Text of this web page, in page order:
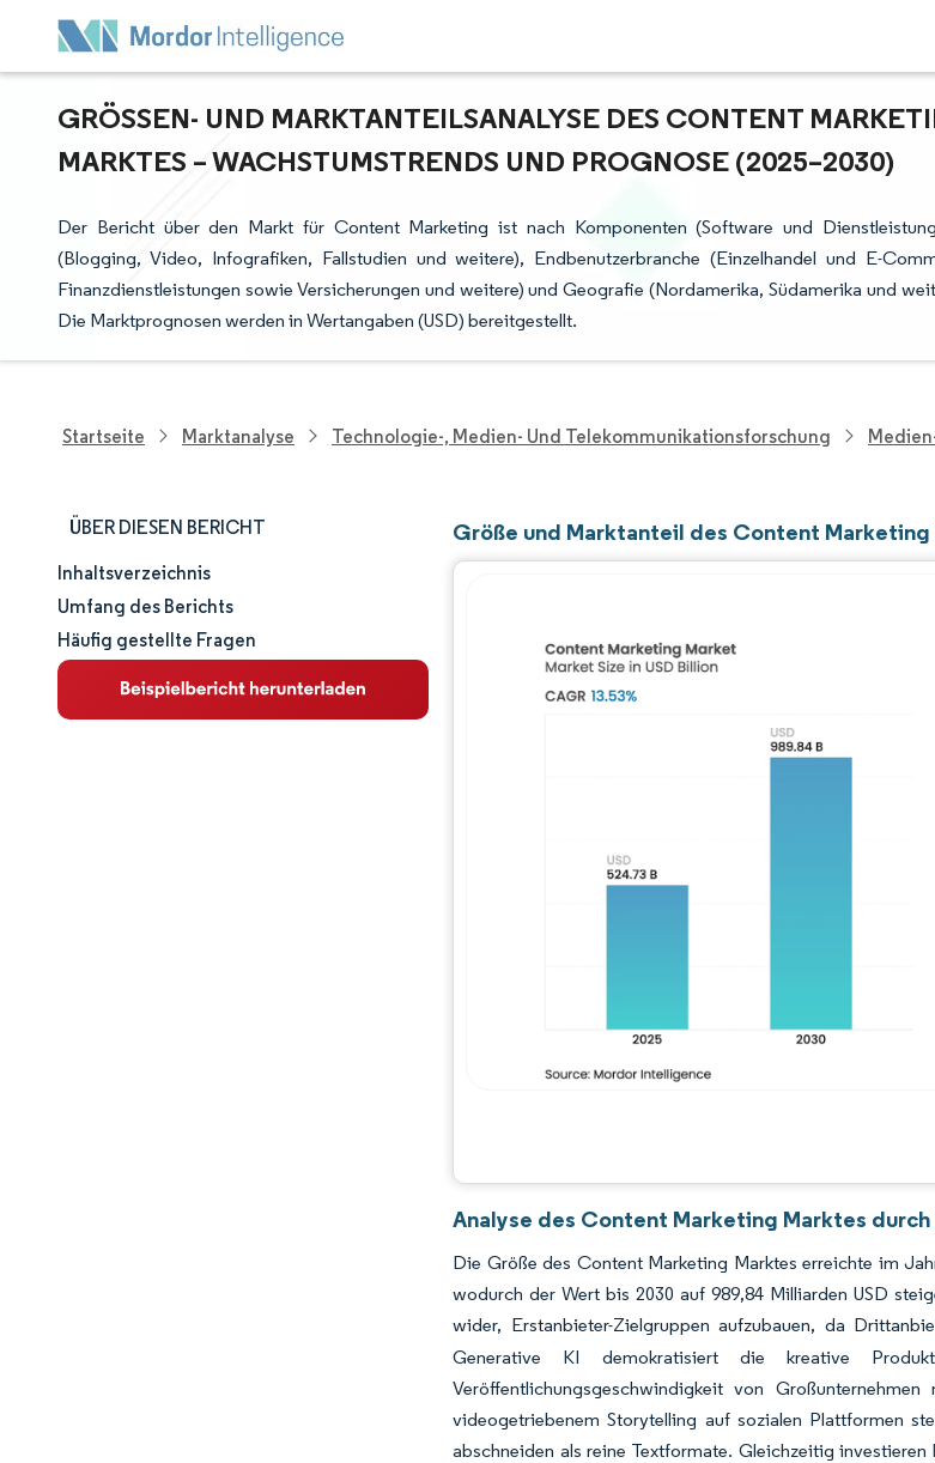
GRÖSSEN- UND MARKTANTEILSANALYSE DES CONTENT
ARKTES – WACHSTUMSTRENDS UND PROGNOSE (2025–2030)
Der Bericht über den Markt für Content Marketing ist nach Komponenten (Software und
(Blogging, Video, Infografiken, Fallstudien und weitere), Endbenutzerbranche (Einzelhandel und E-
Finanzdienstleistungen sowie Versicherungen und weitere) und Geografie (Nordamerika, Südamerika und
Die Marktprognosen werden in Wertangaben (USD) bereitgestellt.
Startseite Marktanalyse Technologie-, Medien- Und Telekommunikationsforschung
ÜBER DIESEN BERICHT
Marktgröße und -anteil
Marktanalyse
Trends und Einblicke
Inhaltsverzeichnis
Umfang des Berichts
Häufig gestellte Fragen
Größe und Marktanteil des Content Marketing
Bild © Mordor Intelligence.
Analyse des Content Marketing Marktes
Die Größe des Content Marketing Marktes erreichte im
wodurch der Wert bis 2030 auf 989,84 Milliarden USD
wider, Erstanbieter-Zielgruppen aufzubauen, da
Generative KI demokratisiert die kreative
Veröffentlichungsgeschwindigkeit von
videogetriebenem Storytelling auf sozialen Plattformen
abschneiden als reine Textformate. Gleichzeitig